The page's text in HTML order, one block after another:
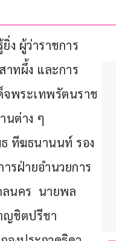
ง ผู้ว่าราชการ
าทผึ้ง และการ
จพระเทพรัตนราช
นต่าง ๆ
ทีฆธนานนท์ รอง
รฝ่ายอำนวยการ
นคร  นายพล
ญชิตปรีชา